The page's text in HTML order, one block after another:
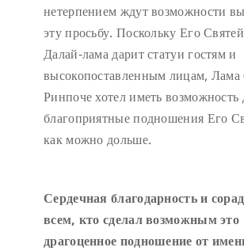
нетерпением ждут возможности
эту просьбу. Поскольку Его
Далай-лама дарит статуи гостям и
высокопоставленным лицам,
Ринпоче хотел иметь возможность
благоприятные подношения Его
как можно дольше.
Сердечная благодарность и
всем, кто сделал возможным это
драгоценное подношение от